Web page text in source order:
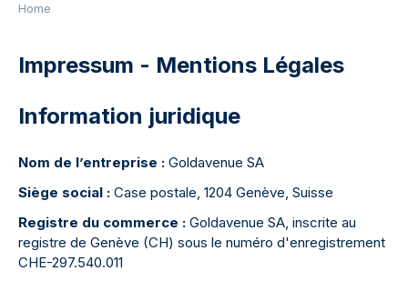
Home
Impressum - Mentions Légales
Information juridique
Nom de l’entreprise : Goldavenue SA
Siège social : Case postale, 1204 Genève, Suisse
Registre du commerce : Goldavenue SA, inscrite au
registre de Genève (CH) sous le numéro d'enregistrement
CHE-297.540.011